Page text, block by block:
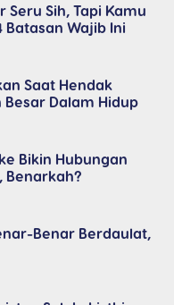
Seru Sih, Tapi Kamu
Batasan Wajib Ini
Saat Hendak
Dalam Hidup
Bikin Hubungan
Benarkah?
Benar Berdaulat,